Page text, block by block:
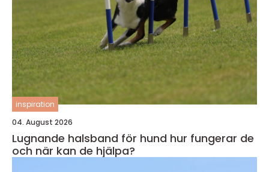
inspiration
04. August 2026
Lugnande halsband för hund hur fungerar de
och när kan de hjälpa?